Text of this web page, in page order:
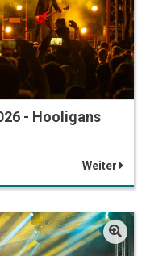
- Hooligans
Weiter